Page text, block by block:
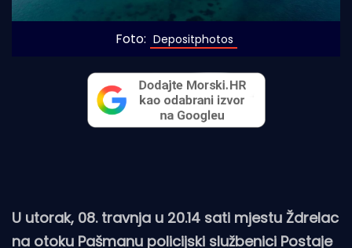
Foto: Depositphotos
U utorak, 08. travnja u 20.14 sati mjestu Ždrelac
na otoku Pašmanu policijski službenici Postaje